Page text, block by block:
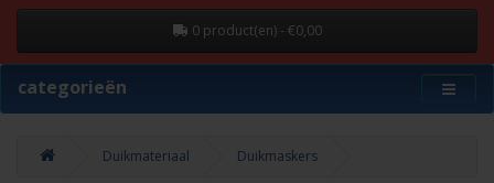
0 product(en) - €0,00
categorieën
Duikmateriaal Duikmaskers